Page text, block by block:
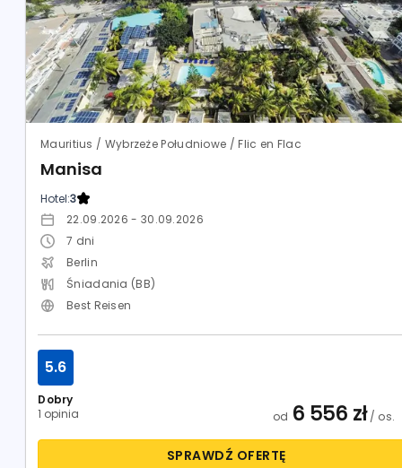
Mauritius / Wybrzeże Południowe / Flic en Flac
Manisa
Hotel:3
22.09.2026 - 30.09.2026
7 dni
Berlin
Śniadania (BB)
Best Reisen
Dobry
1 opinia
5.6
od 6 556 zł/ os.
SPRAWDŹ OFERTĘ